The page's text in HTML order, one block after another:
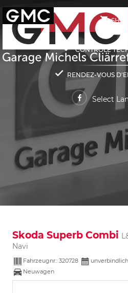
SHOP
CONTRÔLE
RENDEZ-VOUS
Select
Skoda Superb Combi
Navi
Fahrzeugnr.: 320728
Neuwagen